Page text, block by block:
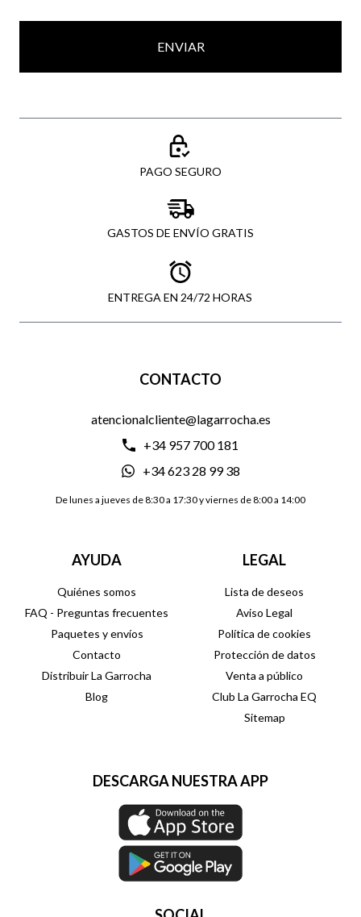
ENVIAR
PAGO SEGURO
GASTOS DE ENVÍO GRATIS
ENTREGA EN 24/72 HORAS
CONTACTO
atencionalcliente@lagarrocha.es
+34 957 700 181
+34 623 28 99 38
De lunes a jueves de 8:30 a 17:30 y viernes de 8:00 a 14:00
AYUDA
Quiénes somos
FAQ - Preguntas frecuentes
Paquetes y envíos
Contacto
Distribuir La Garrocha
Blog
LEGAL
Lista de deseos
Aviso Legal
Política de cookies
Protección de datos
Venta a público
Club La Garrocha EQ
Sitemap
DESCARGA NUESTRA APP